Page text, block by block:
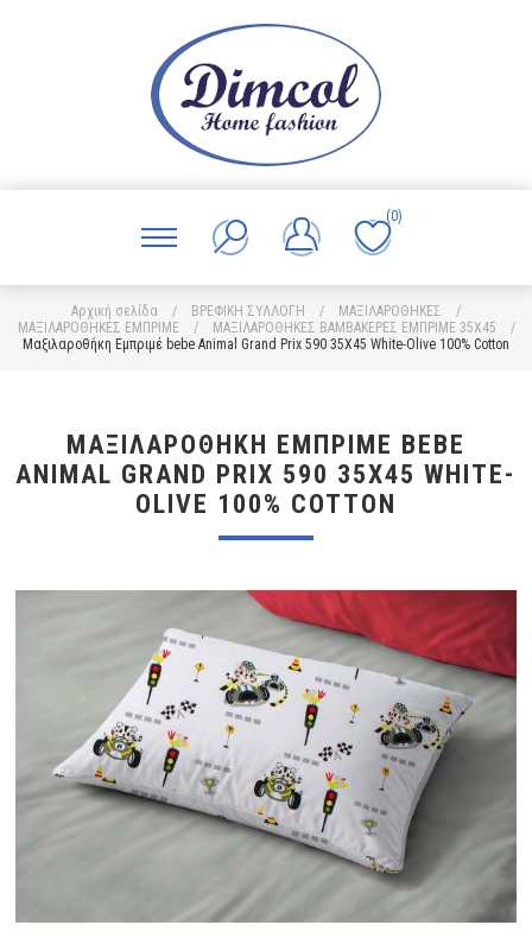
(0)
Αρχική σελίδα / ΒΡΕΦΙΚΗ ΣΥΛΛΟΓΗ / ΜΑΞΙΛΑΡΟΘΗΚΕΣ
/
ΜΑΞΙΛΑΡΟΘΗΚΕΣ ΕΜΠΡΙΜΕ
/ ΜΑΞΙΛΑΡΟΘΗΚΕΣ ΒΑΜΒΑΚΕΡΕΣ ΕΜΠΡΙΜΕ 35X45
/
Μαξιλαροθήκη Εμπριμέ bebe Animal Grand Prix 590 35X45 White-Olive 100% Cotton
ΜΑΞΙΛΑΡΟΘΉΚΗ ΕΜΠΡΙΜΈ BEBE
ANIMAL GRAND PRIX 590 35X45 WHITE-
OLIVE 100% COTTON